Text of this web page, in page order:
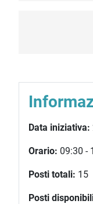
Data iniziativa:
Orario: 09:30 -
Posti totali: 15
Posti